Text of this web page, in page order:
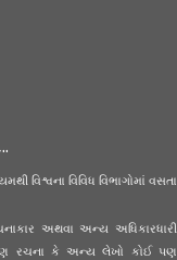
વિશ્વના વિવિધ વિભાગોમાં વસતા
અથવા અન્ય અધિકારધારી
પણ રચના કે અન્ય લેખો કોઈ પણ